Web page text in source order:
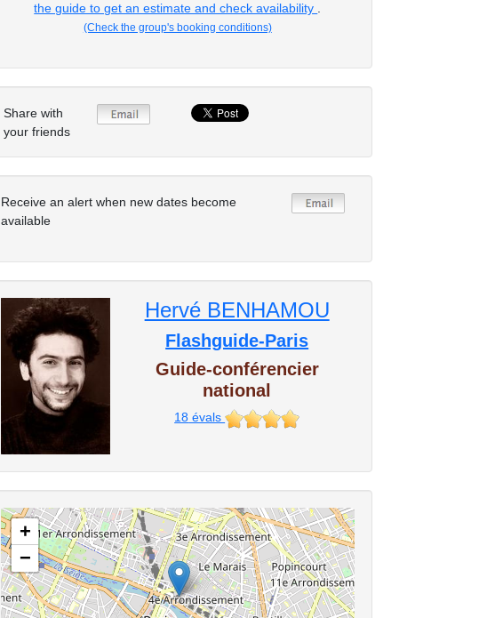
the guide to get an estimate and check availability
(Check the group's booking conditions)
Share with
your friends
Receive an alert when new dates become
available
Hervé BENHAMOU
Flashguide-Paris
Guide-conférencier
national
18 évals
+
−